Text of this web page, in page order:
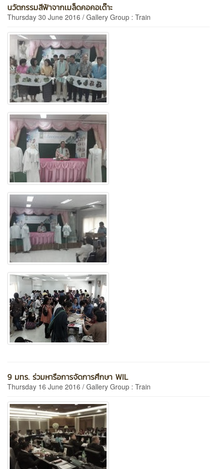
นวัตกรรมสีฟ้าจากเมล็ดคอคอเด๊าะ
Thursday 30 June 2016 / Gallery Group : Train
9 มทร. ร่วมหารือการจัดการศึกษา WIL
Thursday 16 June 2016 / Gallery Group : Train